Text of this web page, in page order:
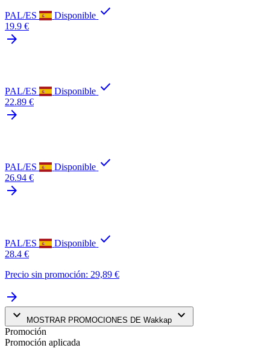
PAL/ES Disponible check
19.9 €
arrow_forward
PAL/ES Disponible check
22.89 €
arrow_forward
PAL/ES Disponible check
26.94 €
arrow_forward
PAL/ES Disponible check
28.4 €
Precio sin promoción: 29,89 €
arrow_forward
keyboard_arrow_down
MOSTRAR PROMOCIONES DE Wakkap keyboard_arrow_down
Promoción
Promoción aplicada